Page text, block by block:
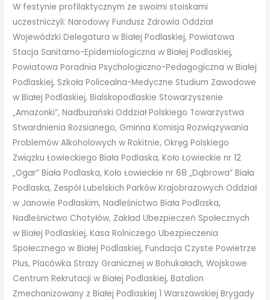
W festynie profilaktycznym ze swoimi stoiskami
uczestniczyli: Narodowy Fundusz Zdrowia Oddział
Wojewódzki Delegatura w Białej Podlaskiej, Powiatowa
Stacja Sanitarno-Epidemiologiczna w Białej Podlaskiej,
Powiatowa Poradnia Psychologiczno-Pedagogiczna w Białej
Podlaskiej, Szkoła Policealna-Medyczne Studium Zawodowe
w Białej Podlaskiej, Bialskopodlaskie Stowarzyszenie
„Amazonki”, Nadbużański Oddział Polskiego Towarzystwa
Stwardnienia Rozsianego, Gminna Komisja Rozwiązywania
Problemów Alkoholowych w Rokitnie, Okręg Polskiego
Związku Łowieckiego Biała Podlaska, Koło Łowieckie nr 12
„Ogar” Biała Podlaska, Koło Łowieckie nr 68 „Dąbrowa” Biała
Podlaska, Zespół Lubelskich Parków Krajobrazowych Oddział
w Janowie Podlaskim, Nadleśnictwo Biała Podlaska,
Nadleśnictwo Chotyłów, Zakład Ubezpieczeń Społecznych
w Białej Podlaskiej, Kasa Rolniczego Ubezpieczenia
Społecznego w Białej Podlaskiej, Fundacja Czyste Powietrze
Plus, Placówka Straży Granicznej w Bohukałach, Wojskowe
Centrum Rekrutacji w Białej Podlaskiej, Batalion
Zmechanizowany z Białej Podlaskiej 1 Warszawskiej Brygady